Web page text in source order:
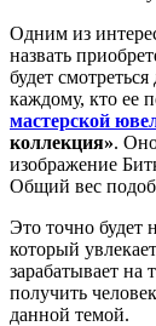
Одним из
назвать
будет
каждому, кто ее
мастерской
коллекция».
изображение
Общий вес
Это точно будет
который
зарабатывает на
получить
данной темой.